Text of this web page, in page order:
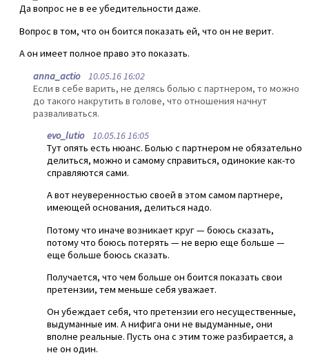
Да вопрос не в ее убедительности даже.
Вопрос в том, что он боится показать ей, что он не верит.
А он имеет полное право это показать.
anna_actio10.05.16 16:02
Если в себе варить, не делясь болью с партнером, то можно
до такого накрутить в голове, что отношения начнут
разваливаться.
evo_lutio10.05.16 16:05
Тут опять есть нюанс. Болью с партнером не обязательно
делиться, можно и самому справиться, одинокие как-то
справляются сами.
А вот неуверенностью своей в этом самом партнере,
имеющей основания, делиться надо.
Потому что иначе возникает круг — боюсь сказать,
потому что боюсь потерять — не верю еще больше —
еще больше боюсь сказать.
Получается, что чем больше он боится показать свои
претензии, тем меньше себя уважает.
Он убеждает себя, что претензии его несущественные,
выдуманные им. А нифига они не выдуманные, они
вполне реальные. Пусть она с этим тоже разбирается, а
не он один.